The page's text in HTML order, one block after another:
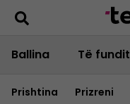
Ballina Të fundit
Prishtina Prizreni